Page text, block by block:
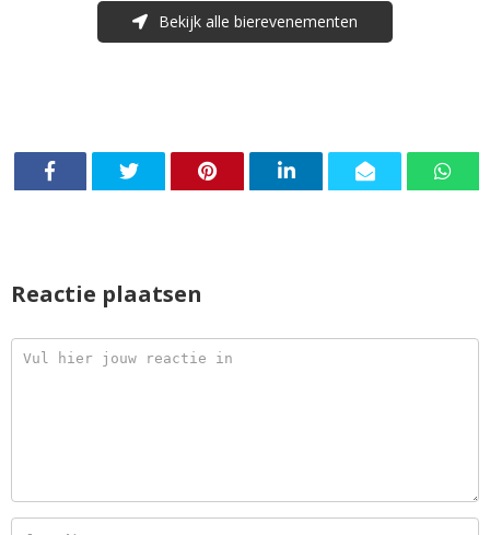
Bekijk alle bierevenementen
Reactie plaatsen